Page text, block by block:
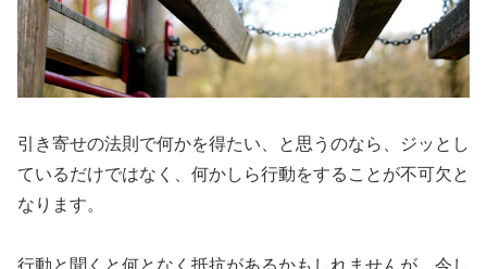
引き寄せの法則で何かを得たい、と思うのなら、ジッとし
ているだけではなく、何かしら行動をすることが不可欠と
なります。